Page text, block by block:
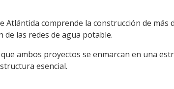
Atlántida comprende la construcción de
las redes de agua potable.
ambos proyectos se enmarcan en una
esencial.